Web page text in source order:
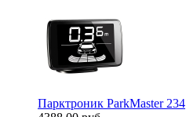
Парктроник ParkMaster 234